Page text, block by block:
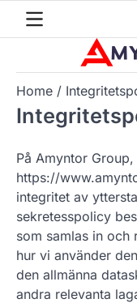
Home
På Amyntor
https://
integritet av
sekretesspolicy
som samlas in och
hur vi använder
den allmänna
andra relevanta